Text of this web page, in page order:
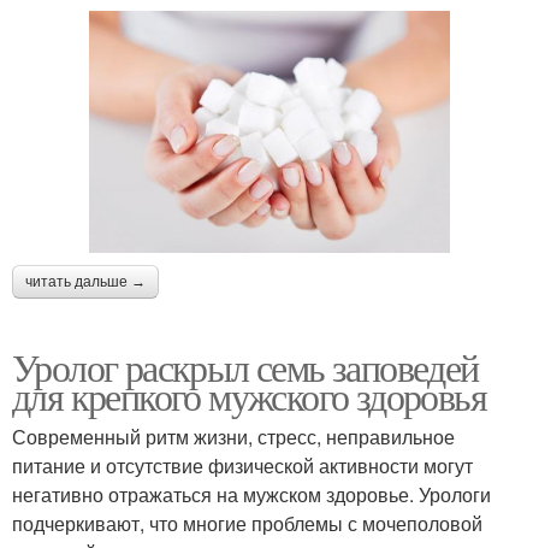
читать дальше →
Уролог раскрыл семь заповедей
для крепкого мужского здоровья
Современный ритм жизни, стресс, неправильное
питание и отсутствие физической активности могут
негативно отражаться на мужском здоровье. Урологи
подчеркивают, что многие проблемы с мочеполовой